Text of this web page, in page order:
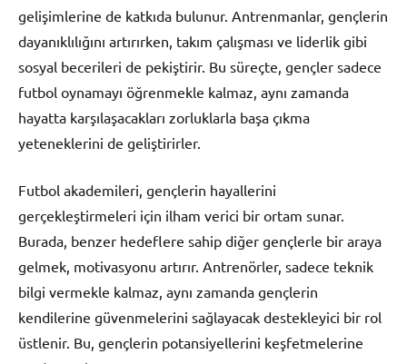
gelişimlerine de katkıda bulunur. Antrenmanlar, gençlerin
dayanıklılığını artırırken, takım çalışması ve liderlik gibi
sosyal becerileri de pekiştirir. Bu süreçte, gençler sadece
futbol oynamayı öğrenmekle kalmaz, aynı zamanda
hayatta karşılaşacakları zorluklarla başa çıkma
yeteneklerini de geliştirirler.
Futbol akademileri, gençlerin hayallerini
gerçekleştirmeleri için ilham verici bir ortam sunar.
Burada, benzer hedeflere sahip diğer gençlerle bir araya
gelmek, motivasyonu artırır. Antrenörler, sadece teknik
bilgi vermekle kalmaz, aynı zamanda gençlerin
kendilerine güvenmelerini sağlayacak destekleyici bir rol
üstlenir. Bu, gençlerin potansiyellerini keşfetmelerine